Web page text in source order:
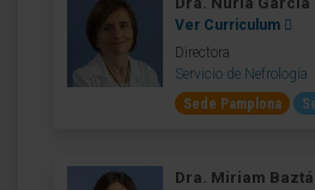
Ver Curriculum
Directora
Servicio de Nefrología
Sede Pamplona
Dra. Miriam